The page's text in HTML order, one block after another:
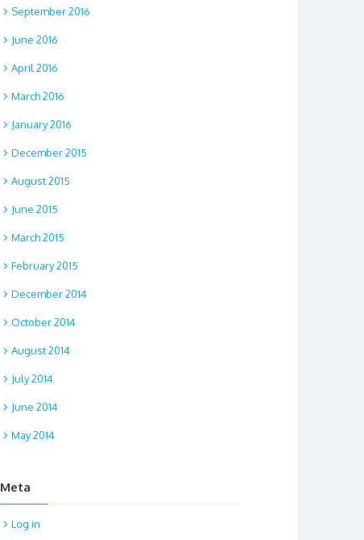
September 2016
June 2016
April 2016
March 2016
January 2016
December 2015
August 2015
June 2015
March 2015
February 2015
December 2014
October 2014
August 2014
July 2014
June 2014
May 2014
Meta
Log in